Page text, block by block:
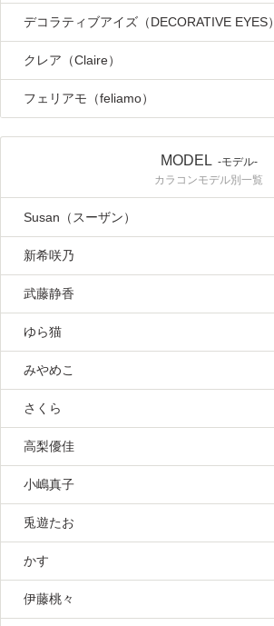
デコラティブアイズ（DECORATIVE EYES）
クレア（Claire）
フェリアモ（feliamo）
MODEL -モデル-
カラコンモデル別一覧
Susan（スーザン）
新希咲乃
武藤静香
ゆら猫
みやめこ
さくら
高梨優佳
小嶋真子
兎遊たお
かす
伊藤桃々